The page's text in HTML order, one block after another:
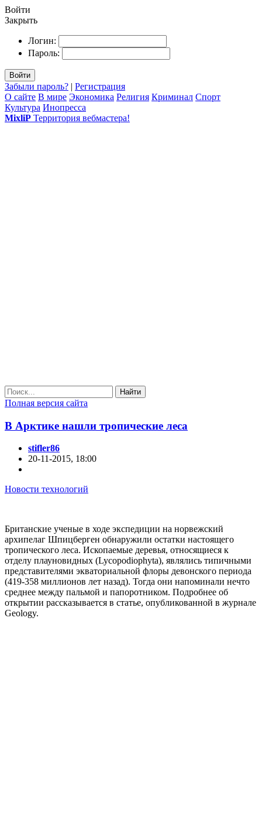
Войти
Закрыть
Логин:
Пароль:
Войти
Забыли пароль? | Регистрация
О сайте В мире Экономика Религия Криминал Спорт
Культура Инопресса
MixliP Территория вебмастера!
Найти
Полная версия сайта
В Арктике нашли тропические леса
stifler86
20-11-2015, 18:00
Новости технологий
Британские ученые в ходе экспедиции на норвежский
архипелаг Шпицберген обнаружили остатки настоящего
тропического леса. Ископаемые деревья, относящиеся к
отделу плауновидных (Lycopodiophyta), являлись типичными
представителями экваториальной флоры девонского периода
(419-358 миллионов лет назад). Тогда они напоминали нечто
среднее между пальмой и папоротником. Подробнее об
открытии рассказывается в статье, опубликованной в журнале
Geology.